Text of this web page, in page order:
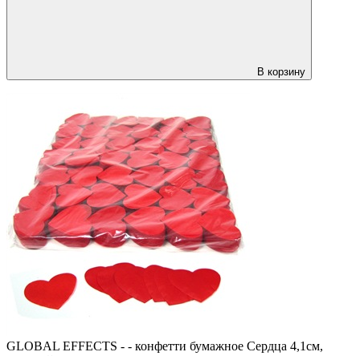
В корзину
GLOBAL EFFECTS - - конфетти бумажное Сердца 4,1см,